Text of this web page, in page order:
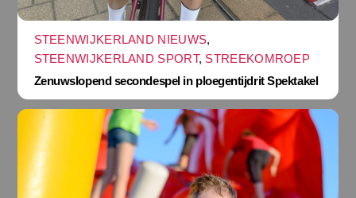
STEENWIJKERLAND NIEUWS,
STEENWIJKERLAND SPORT, STREEKOMROEP
Zenuwslopend secondespel in ploegentijdrit Spektakel